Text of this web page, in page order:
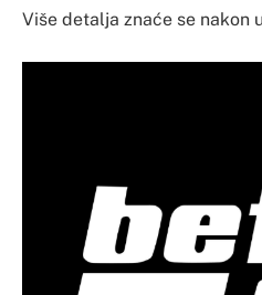
Više detalja znaće se nakon